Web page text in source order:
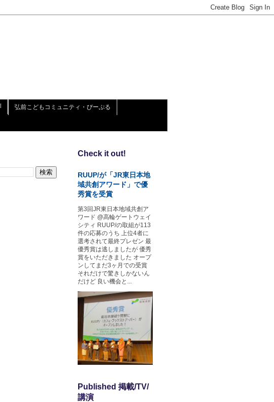
弘前こどもコミュニティ・ぴーぷる
Check it out!
RUUP/が「JR東日本地
域共創アワード」で優
秀賞を受賞
第3回JR東日本地域共創ア
ワード @高輪ゲートウェイ
シティ RUUP/の取組が113
件の応募のうち 上位4者に
選考されて最終プレゼン 最
優秀賞は逃しましたが 優秀
賞をいただきました オープ
ンしてまだ3ヶ月での受賞
それだけで驚きしかないん
だけど 良い機会と...
Published 掲載/TV/
講演